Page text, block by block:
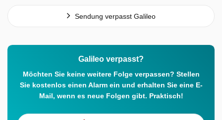
Sendung verpasst Galileo
Galileo verpasst?
Möchten Sie keine weitere Folge verpassen? Stellen
Sie kostenlos einen Alarm ein und erhalten Sie eine E-
Mail, wenn es neue Folgen gibt. Praktisch!